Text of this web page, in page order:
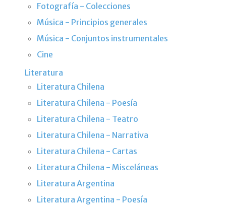
Fotografía - Colecciones
Música - Principios generales
Música - Conjuntos instrumentales
Cine
Literatura
Literatura Chilena
Literatura Chilena - Poesía
Literatura Chilena - Teatro
Literatura Chilena - Narrativa
Literatura Chilena - Cartas
Literatura Chilena - Misceláneas
Literatura Argentina
Literatura Argentina - Poesía